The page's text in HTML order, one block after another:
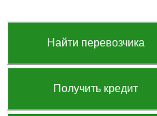
Найти перевозчика
Получить кредит